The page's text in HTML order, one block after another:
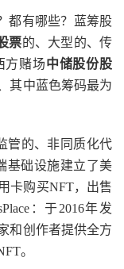
都有哪些？蓝筹股
票的、大型的、传
方赌场中储股份股
其中蓝色筹码最为
管的、非同质化代
基础设施建立了美
卡购买NFT，出售
：于2016年发
和创作者提供全方
。